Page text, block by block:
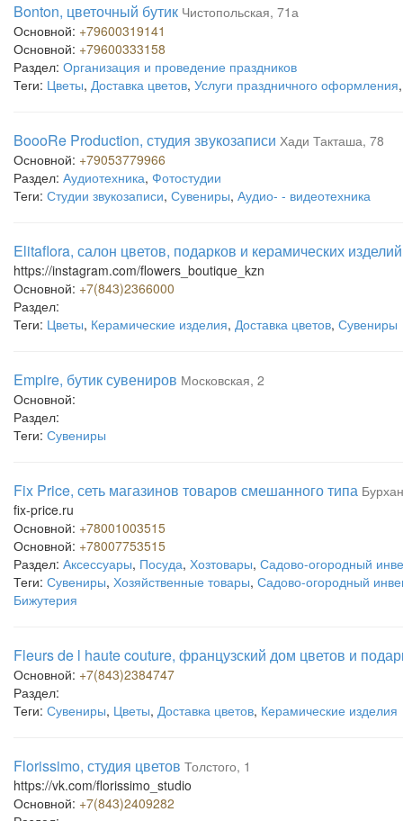
Bonton, цветочный бутик Чистопольская, 71а
Основной: +79600319141
Основной: +79600333158
Раздел: Организация и проведение праздников
Теги: Цветы, Доставка цветов, Услуги праздничного оформления
BoooRe Production, студия звукозаписи Хади Такташа, 78
Основной: +79053779966
Раздел: Аудиотехника, Фотостудии
Теги: Студии звукозаписи, Сувениры, Аудио- - видеотехника
Elitaflora, салон цветов, подарков и керамических изделий
https://instagram.com/flowers_boutique_kzn
Основной: +7(843)2366000
Раздел:
Теги: Цветы, Керамические изделия, Доставка цветов, Сувениры
Empire, бутик сувениров Московская, 2
Основной:
Раздел:
Теги: Сувениры
Fix Price, сеть магазинов товаров смешанного типа
fix-price.ru
Основной: +78001003515
Основной: +78007753515
Раздел: Аксессуары, Посуда, Хозтовары, Садово-огородный
Теги: Сувениры, Хозяйственные товары, Садово-огородный
Бижутерия
Fleurs de l haute couture, французский дом цветов и
Основной: +7(843)2384747
Раздел:
Теги: Сувениры, Цветы, Доставка цветов, Керамические изделия
Florissimo, студия цветов Толстого, 1
https://vk.com/florissimo_studio
Основной: +7(843)2409282